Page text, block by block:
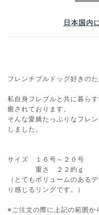
日本国内
フレンチブルドッグ好きの
私自身フレブルと共に暮ら
癒されております。
そんな愛嬌たっぷりなフレ
しました。
サイズ １６号～２０号
重さ ２２約ｇ
（とてもボリュームのある
り感じるリングです。）
※ご注文の際に上記の範囲か